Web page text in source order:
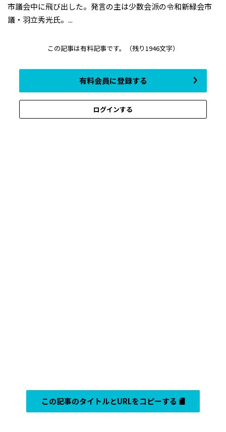
市議会中に飛び出した。発言の主は少数会派の令和新緑会市
議・羽立秀光氏。...
この記事は有料記事です。 （残り1946文字）
有料会員に登録する
ログインする
この記事のタイトルとURLをコピーする